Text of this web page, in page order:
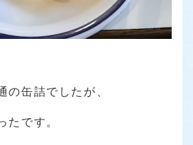
の缶詰でしたが、
たです。